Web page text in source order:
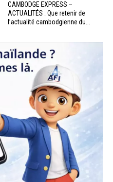
CAMBODGE EXPRESS –
ACTUALITÉS : Que retenir de
l’actualité cambodgienne du...